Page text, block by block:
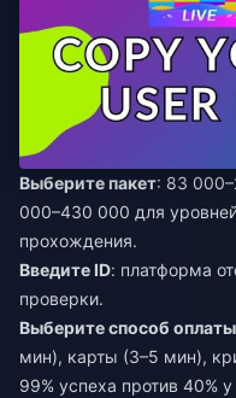
Выберите пакет: 83
000–430 000 для
прохождения.
Введите ID: платформа
проверки.
Выберите способ оплаты
мин), карты (3–5 мин),
99% успеха против 40%